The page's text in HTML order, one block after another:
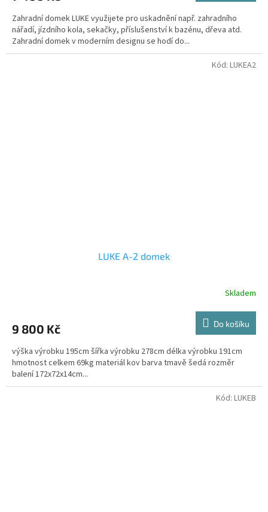
Zahradní domek LUKE využijete pro uskadnění např. zahradního
nářadí, jízdního kola, sekačky, příslušenství k bazénu, dřeva atd.
Zahradní domek v moderním designu se hodí do...
LUKE A-2 domek
Skladem
9 800 Kč Do košíku
výška výrobku 195cm šířka výrobku 278cm délka výrobku 191cm
hmotnost celkem 69kg materiál kov barva tmavě šedá rozměr
balení 172x72x14cm...
Kód: LUKEA2
Kód: LUKEB